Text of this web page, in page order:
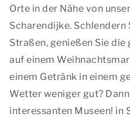
Orte in der Nähe von
Scharendijke.
Straßen, genießen Sie
auf einem
einem Getränk in einem
Wetter weniger gut?
interessanten Museen! in